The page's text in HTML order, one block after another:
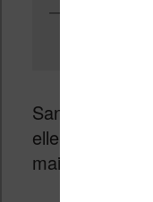
Sans
elle ne risque
mains.